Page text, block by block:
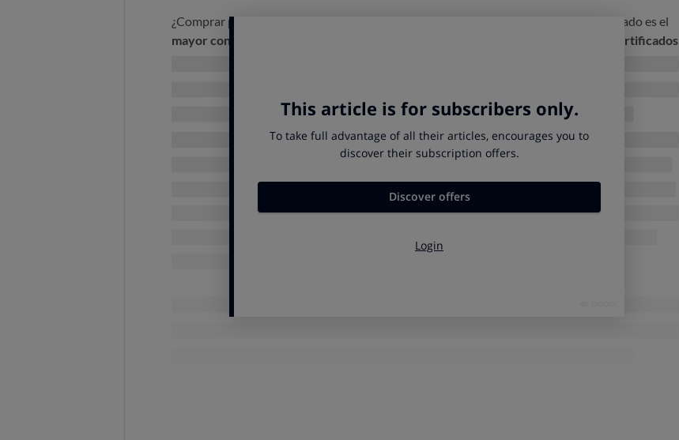
¿Comprar pellet certificado o no certificado?
La principal ventaja de un pellet certificado es el
mayor control de calidad
hemos encontrado pellets certificados
el más conocido, que en España se encarga de implantar Avebiom, la Asociación
: de la certificadora alemana DIN CERTCO.